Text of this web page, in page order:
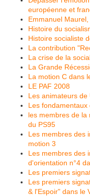
européenne et
Emmanuel
Histoire du
Histoire socialiste
La contribution
La crise de la
La Grande
La motion C dans
LE PAF 2008
Les animateurs de
Les fondamentaux
les membres de la
du PS95
Les membres des
motion 3
Les membres des
d'orientation n°4
Les premiers
Les premiers
& l'Espoir" dans le